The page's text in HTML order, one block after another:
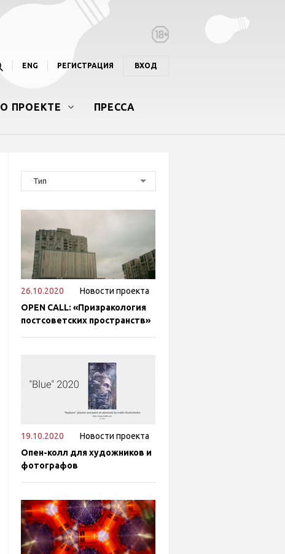
ENG РЕГИСТРАЦИЯ ВХОД
О ПРОЕКТЕ ПРЕССА
Тип
26.10.2020
Новости проекта
OPEN CALL: «Призракология
постсоветских пространств»
19.10.2020
Новости проекта
Опен-колл для художников и
фотографов